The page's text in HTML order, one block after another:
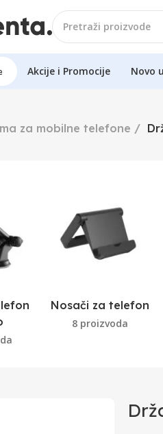
Akcije i Promocije Novo
za mobilne telefone
Nosači za telefon
8 proizvoda